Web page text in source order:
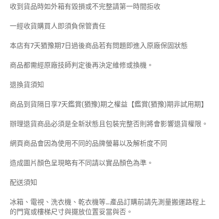
收到貨品時如外箱有毀損或不完整請第一時間拒收
一經收貨購買人即須負保管責任
本店有7天猶豫期7日過後商品若有問題即進入原廠保固狀態
商品都需經原廠技師判定後再決定維修或換機。
退換貨須知
商品到貨隔日享7天鑑賞(猶豫)期之權益【鑑賞(猶豫)期非試用期】
辦理退貨商品必須是全新狀態且包裝完整否則將會影響退貨權限。
網頁商品會因為使用不同的品牌螢幕以及解析度不同
造成圖片顏色呈現略有不同請以實品顏色為準。
配送須知
冰箱、電視、洗衣機、乾衣機等…產品訂購前請先測量搬運路程上
的門寬或樓梯尺寸與擺放位置妥當與否。